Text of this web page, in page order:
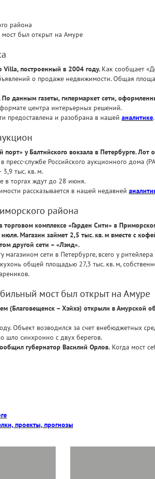
района
был открыт на Амуре
Villa, построенный в 2004 году. Как сообщает
о продаже недвижимости. Общая
данным газеты, гипермаркет сети,
центра интерьерных решений.
предоставлена и разобрана в нашей аналитике.
у Балтийского вокзала в Петербурге. Лот
пресс-службе Российского аукционного дома
3,9 тыс. кв. м.
в торгах ждут до 28 июня.
рассказывается в нашей недавней
района
торговом комплексе «Гарден Сити» в
Магазин займет 2,5 тыс. кв. м вместе с
другой сети – «Лэнд».
магазином сети в Петербурге, всего у
общей площадью 27,3 тыс. кв. м,
мост был открыт на Амуре
(Благовещенск – Хэйхэ) открыли в Амурской
Объект возводился за счет внебюджетных
шло синхронно с двух берегов.
губернатор Василий Орлов. Когда мост
проекты, прогнозы